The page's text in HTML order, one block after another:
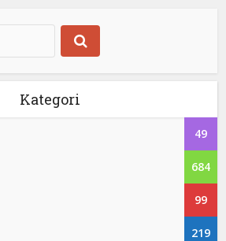
Kategori
49
684
99
219